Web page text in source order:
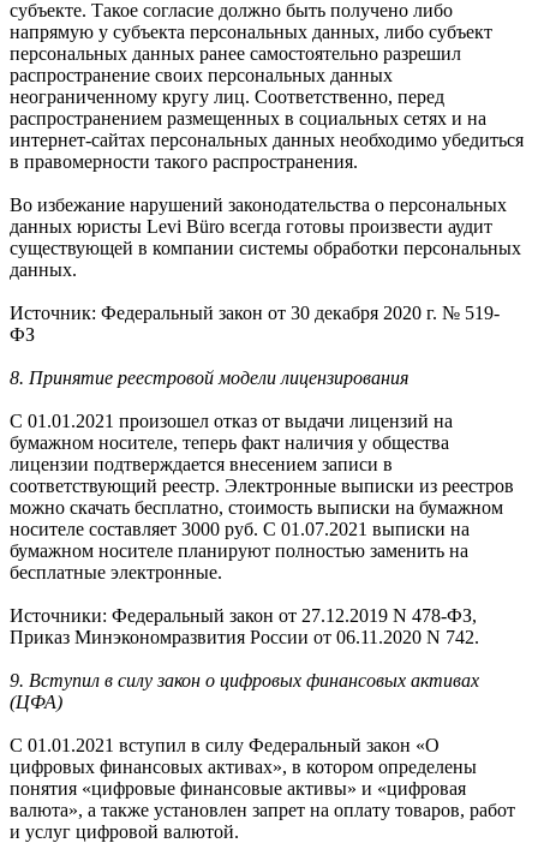
субъекте. Такое согласие должно быть получено либо
напрямую у субъекта персональных данных, либо субъект
персональных данных ранее самостоятельно разрешил
распространение своих персональных данных
неограниченному кругу лиц. Соответственно, перед
распространением размещенных в социальных сетях и на
интернет-сайтах персональных данных необходимо убедиться
в правомерности такого распространения.
Во избежание нарушений законодательства о персональных
данных юристы Levi Büro всегда готовы произвести аудит
существующей в компании системы обработки персональных
данных.
Источник: Федеральный закон от 30 декабря 2020 г. № 519-
ФЗ
8. Принятие реестровой модели лицензирования
С 01.01.2021 произошел отказ от выдачи лицензий на
бумажном носителе, теперь факт наличия у общества
лицензии подтверждается внесением записи в
соответствующий реестр. Электронные выписки из реестров
можно скачать бесплатно, стоимость выписки на бумажном
носителе составляет 3000 руб. С 01.07.2021 выписки на
бумажном носителе планируют полностью заменить на
бесплатные электронные.
Источники: Федеральный закон от 27.12.2019 N 478-ФЗ,
Приказ Минэкономразвития России от 06.11.2020 N 742.
9. Вступил в силу закон о цифровых финансовых активах
(ЦФА)
С 01.01.2021 вступил в силу Федеральный закон «О
цифровых финансовых активах», в котором определены
понятия «цифровые финансовые активы» и «цифровая
валюта», а также установлен запрет на оплату товаров, работ
и услуг цифровой валютой.